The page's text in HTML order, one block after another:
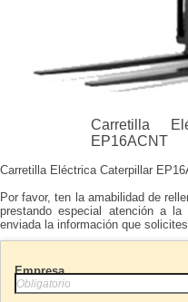
Carretilla
EP16ACNT
Carretilla Eléctrica Caterpillar
Por favor, ten la amabilidad de
prestando especial atención a
enviada la información que
Empresa